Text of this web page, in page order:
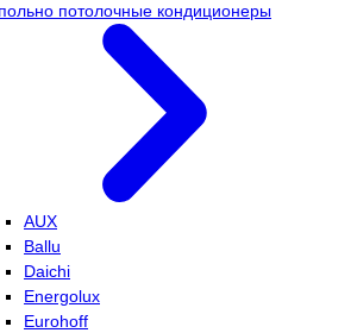
потолочные кондиционеры
AUX
Ballu
Daichi
Energolux
Eurohoff